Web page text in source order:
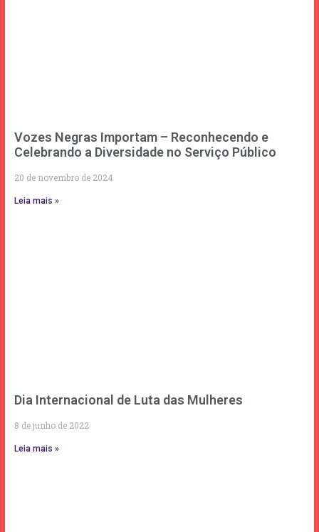
Vozes Negras Importam – Reconhecendo e
Celebrando a Diversidade no Serviço Público
20 de novembro de 2024
Leia mais »
Dia Internacional de Luta das Mulheres
8 de junho de 2022
Leia mais »